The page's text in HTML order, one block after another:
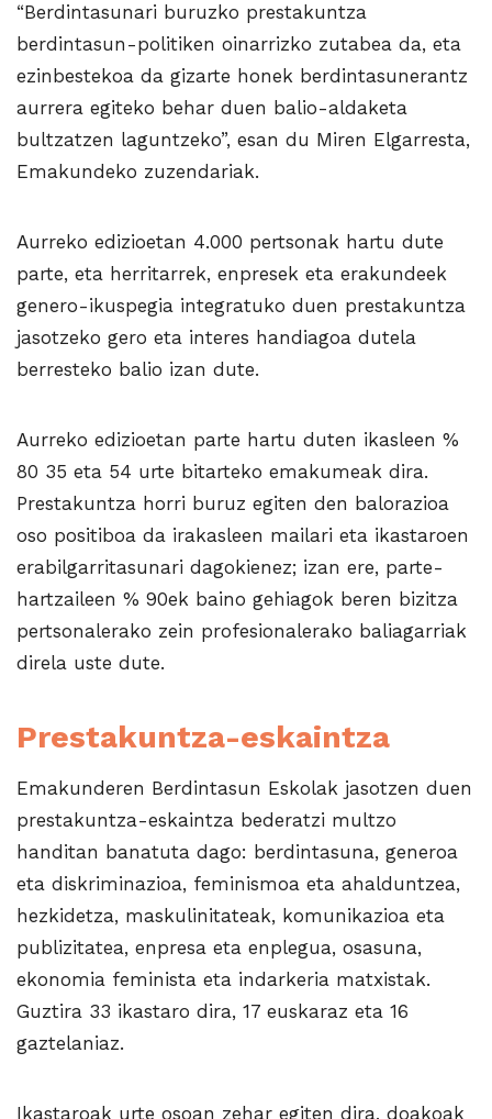
“Berdintasunari buruzko prestakuntza
berdintasun-politiken oinarrizko zutabea da, eta
ezinbestekoa da gizarte honek berdintasunerantz
aurrera egiteko behar duen balio-aldaketa
bultzatzen laguntzeko”, esan du Miren Elgarresta,
Emakundeko zuzendariak.
Aurreko edizioetan 4.000 pertsonak hartu dute
parte, eta herritarrek, enpresek eta erakundeek
genero-ikuspegia integratuko duen prestakuntza
jasotzeko gero eta interes handiagoa dutela
berresteko balio izan dute.
Aurreko edizioetan parte hartu duten ikasleen %
80 35 eta 54 urte bitarteko emakumeak dira.
Prestakuntza horri buruz egiten den balorazioa
oso positiboa da irakasleen mailari eta ikastaroen
erabilgarritasunari dagokienez; izan ere, parte-
hartzaileen % 90ek baino gehiagok beren bizitza
pertsonalerako zein profesionalerako baliagarriak
direla uste dute.
Prestakuntza-eskaintza
Emakunderen Berdintasun Eskolak jasotzen duen
prestakuntza-eskaintza bederatzi multzo
handitan banatuta dago: berdintasuna, generoa
eta diskriminazioa, feminismoa eta ahalduntzea,
hezkidetza, maskulinitateak, komunikazioa eta
publizitatea, enpresa eta enplegua, osasuna,
ekonomia feminista eta indarkeria matxistak.
Guztira 33 ikastaro dira, 17 euskaraz eta 16
gaztelaniaz.
Ikastaroak urte osoan zehar egiten dira, doakoak